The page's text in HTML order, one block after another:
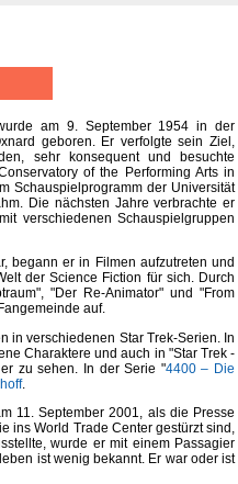
am 9. September 1954 in der
geboren. Er verfolgte sein Ziel,
sehr konsequent und besuchte
of the Performing Arts in
Schauspielprogramm der Universität
Die nächsten Jahre verbrachte er
verschiedenen Schauspielgruppen
begann er in Filmen aufzutreten und
der Science Fiction für sich. Durch
"Der Re-Animator" und "From
auf.
in verschiedenen Star Trek-Serien. In
Charaktere und auch in "Star Trek -
zu sehen. In der Serie "4400 – Die
.
11. September 2001, als die Presse
ins World Trade Center gestürzt sind,
wurde er mit einem Passagier
ist wenig bekannt. Er war oder ist